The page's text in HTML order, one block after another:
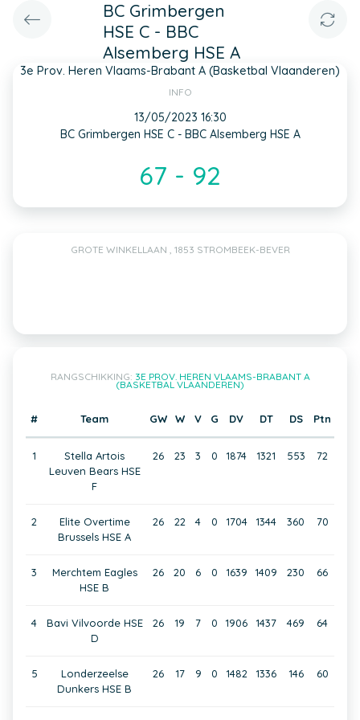
BC Grimbergen
HSE C - BBC
Alsemberg HSE A
3e Prov. Heren Vlaams-Brabant A (Basketbal Vlaanderen)
INFO
13/05/2023 16:30
BC Grimbergen HSE C - BBC Alsemberg HSE A
67 - 92
GROTE WINKELLAAN , 1853 STROMBEEK-BEVER
RANGSCHIKKING: 3E PROV. HEREN VLAAMS-BRABANT A
(BASKETBAL VLAANDEREN)
# Team GW W V G DV DT DS Ptn
1
Stella Artois
Leuven Bears HSE
F
26 23 3 0 1874 1321 553 72
2
Elite Overtime
Brussels HSE A
26 22 4 0 1704 1344 360 70
3
Merchtem Eagles
HSE B
26 20 6 0 1639 1409 230 66
4
Bavi Vilvoorde HSE
D
26 19 7 0 1906 1437 469 64
5
Londerzeelse
Dunkers HSE B
26 17 9 0 1482 1336 146 60